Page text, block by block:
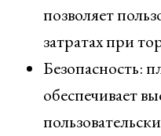
позволяет
затратах при
Безопасность:
обеспечивает